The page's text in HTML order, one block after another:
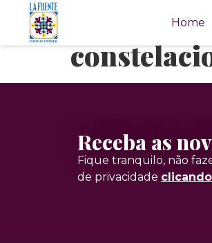
Home
La
Receba as
Fique tranquilo, não
de privacidade